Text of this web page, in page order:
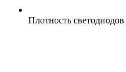
Плотность светодиодов